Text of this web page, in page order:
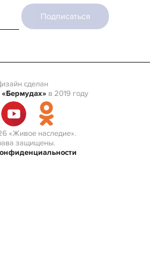
Подписаться
«Живое наследие».
защищены.
сделан
«Бермудах»в 2019 году